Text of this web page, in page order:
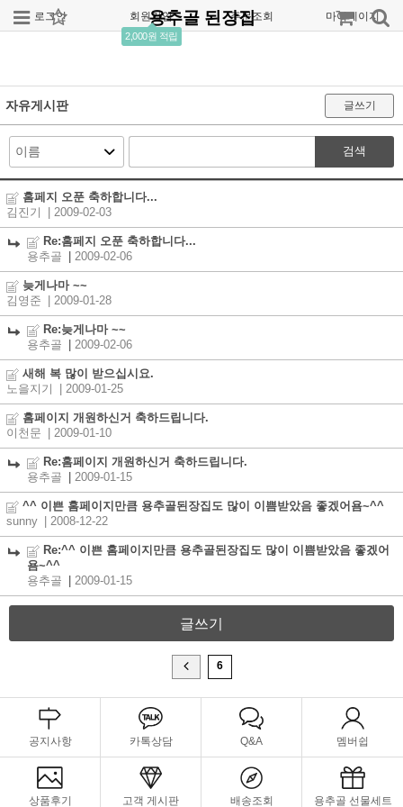
로그인 회원가입
2,000원 적립
주문조회 마이페이지
용추골 된장집
자유게시판 글쓰기
검색
홈페지 오푼 축하합니다...
김진기
| 2009-02-03
Re:홈페지 오푼 축하합니다...
용추골
2009-02-06
늦게나마 ~~
김영준
| 2009-01-28
Re:늦게나마 ~~
용추골
2009-02-06
새해 복 많이 받으십시요.
노을지기
| 2009-01-25
홈페이지 개원하신거 축하드립니다.
이천문
| 2009-01-10
Re:홈페이지 개원하신거 축하드립니다.
용추골
2009-01-15
^^ 이쁜 홈페이지만큼 용추골된장집도 많이 이쁨받았음 좋겠어욤~^^
sunny
| 2008-12-22
Re:^^ 이쁜 홈페이지만큼 용추골된장집도 많이 이쁨받았음 좋겠어
욤~^^
용추골
2009-01-15
글쓰기
6
공지사항 카톡상담 Q&A 멤버쉽
상품후기 고객 게시판 배송조회 용추골 선물세트